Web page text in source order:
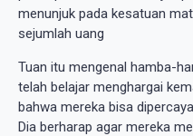
menunjuk pada kesatuan
sejumlah uang
Tuan itu mengenal hamba-
telah belajar menghargai
bahwa mereka bisa
Dia berharap agar mereka